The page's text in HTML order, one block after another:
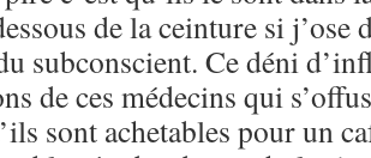
de la ceinture si j’ose
subconscient. Ce déni
de ces médecins qui
sont achetables pour un